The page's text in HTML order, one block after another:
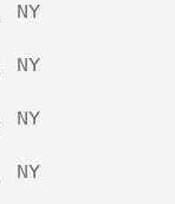
NY
NY
NY
NY